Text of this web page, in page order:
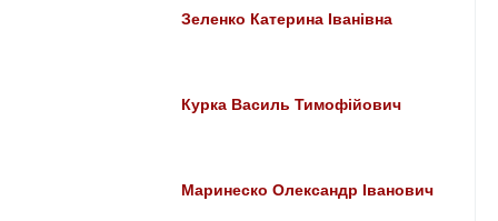
Зеленко Катерина Іванівна
Курка Василь Тимофійович
Маринеско Олександр Іванович